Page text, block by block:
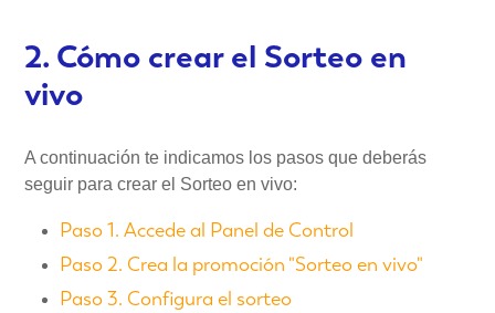
2. Cómo crear el Sorteo en
vivo
A continuación te indicamos los pasos que deberás
seguir para crear el Sorteo en vivo:
Paso 1. Accede al Panel de Control
Paso 2. Crea la promoción "Sorteo en vivo"
Paso 3. Configura el sorteo